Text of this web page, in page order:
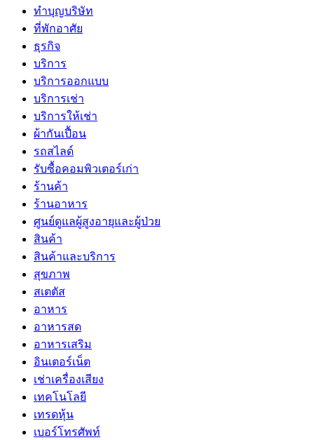
ทำบุญบริษัท
ที่พักอาศัย
ธุรกิจ
บริการ
บริการออกแบบ
บริการเช่า
บริการให้เช่า
ผ้ากันเปื้อน
รถสไลด์
รับซื้อคอมพิวเตอร์เก่า
ร้านค้า
ร้านอาหาร
ศูนย์ดูแลผู้สูงอายุและผู้ป่วย
สินค้า
สินค้าและบริการ
สุขภาพ
สเตตัส
อาหาร
อาหารสด
อาหารเสริม
อินเตอร์เน็ต
เช่าเครื่องเสียง
เทคโนโลยี
เทรดหุ้น
เบอร์โทรศัพท์